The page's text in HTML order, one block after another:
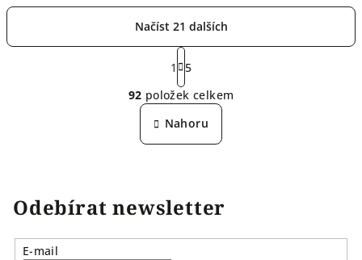
O
v
l
á
í
Načíst 21 dalších
S
t
r
á
n
k
o
í
1
5
92 položek celkem
Nahoru
Odebírat newsletter
E-mail